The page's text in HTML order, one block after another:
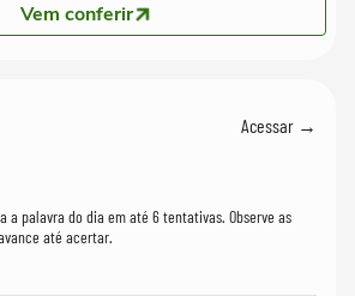
Vem conferir
Acessar →
a palavra do dia em até 6 tentativas. Observe as
até acertar.